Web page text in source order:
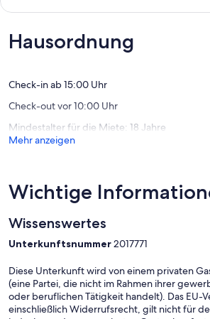
(85
Bewertungen)
Hausordnung
Check-in ab 15:00 Uhr
Check-out vor 10:00 Uhr
Mindestalter für die Miete: 18 Jahre
Mehr anzeigen
Wichtige
Wissenswertes
Unterkunftsnummer2017771
Diese Unterkunft wird von einem privaten
(eine Partei, die nicht im Rahmen ihrer
oder beruflichen Tätigkeit handelt). Das EU-
einschließlich Widerrufsrecht, gilt nicht für